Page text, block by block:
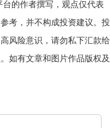
的作者撰写，观点仅代表
考，并不构成投资建议。投
风险意识，请勿私下汇款给
如有文章和图片作品版权及